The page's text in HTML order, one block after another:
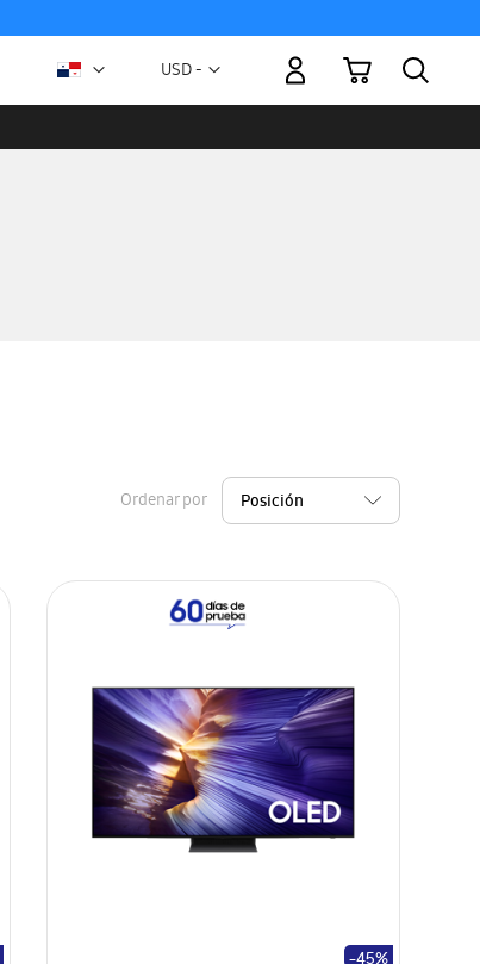
Moneda
USD -
Mi carrito
Ordenar por
-45%